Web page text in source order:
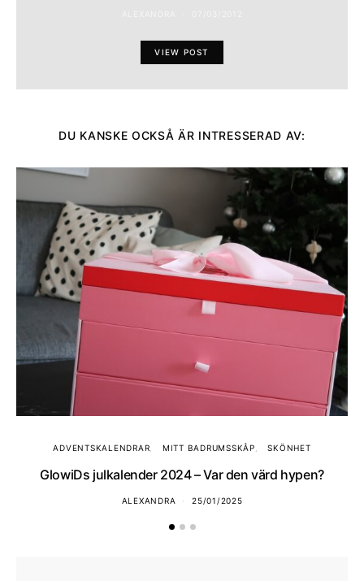
VIEW POST
DU KANSKE OCKSÅ ÄR INTRESSERAD AV:
ADVENTSKALENDRAR MITT BADRUMSSKÅP SKÖNHET
GlowiDs julkalender 2024 – Var den värd hypen?
ALEXANDRA 25/01/2025